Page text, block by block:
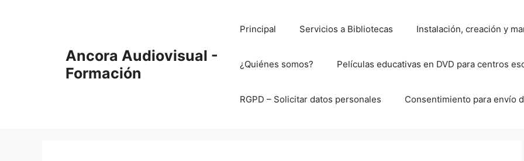
Ancora Audiovisual -
Formación
Principal Servicios a Bibliotecas Instalación, creación y
¿Quiénes somos? Películas educativas en DVD para centros
RGPD – Solicitar datos personales Consentimiento para envío